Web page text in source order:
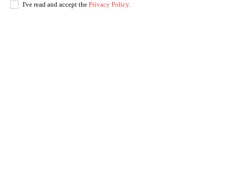
I've read and accept the Privacy Policy.